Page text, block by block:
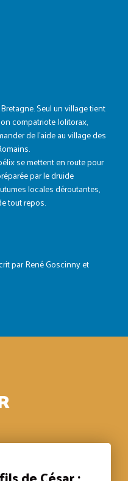
Seul un village tient
compatriote Jolitorax,
de l’aide au village des
se mettent en route pour
par le druide
locales déroutantes,
tout repos.
par René Goscinny et